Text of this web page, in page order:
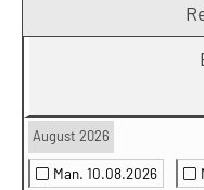
August 2026
Man. 10.08.2026